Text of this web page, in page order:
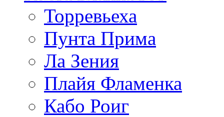
Торревьеха
Пунта Прима
Ла Зения
Плайя Фламенка
Кабо Роиг